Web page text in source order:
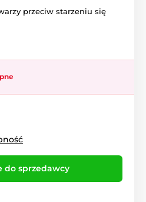
przeciw starzeniu się
do sprzedawcy